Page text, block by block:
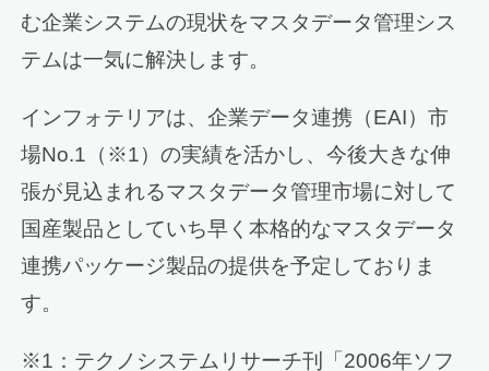
む企業システムの現状をマスタデータ管理シス
テムは一気に解決します。
インフォテリアは、企業データ連携（EAI）市
場No.1（※1）の実績を活かし、今後大きな伸
張が見込まれるマスタデータ管理市場に対して
国産製品としていち早く本格的なマスタデータ
連携パッケージ製品の提供を予定しておりま
す。
※1：テクノシステムリサーチ刊「2006年ソフ